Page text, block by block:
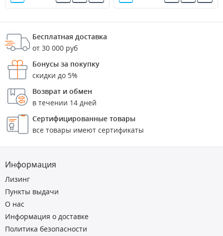
Бесплатная доставка
от 30 000 руб
Бонусы за покупку
скидки до 5%
Возврат и обмен
в течении 14 дней
Сертифицированные товары
все товары имеют сертификаты
Информация
Лизинг
Пункты выдачи
О нас
Информация о доставке
Политика безопасности